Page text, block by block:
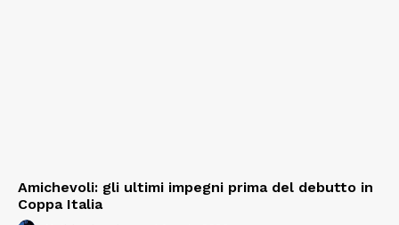
Amichevoli: gli ultimi impegni prima del debutto in
Coppa Italia